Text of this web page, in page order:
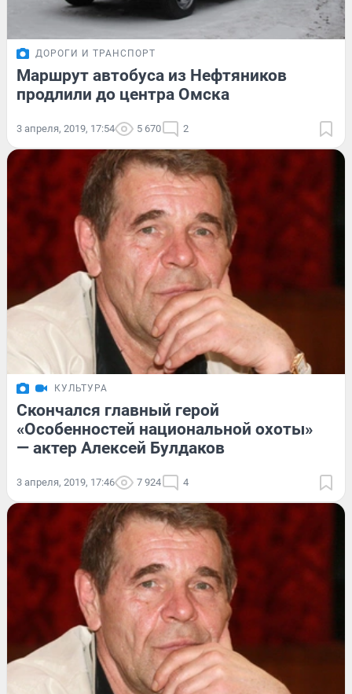
ДОРОГИ И ТРАНСПОРТ
Маршрут автобуса из Нефтяников
продлили до центра Омска
3 апреля, 2019, 17:54 5 670 2
КУЛЬТУРА
Скончался главный герой
«Особенностей национальной охоты»
— актер Алексей Булдаков
3 апреля, 2019, 17:46 7 924 4